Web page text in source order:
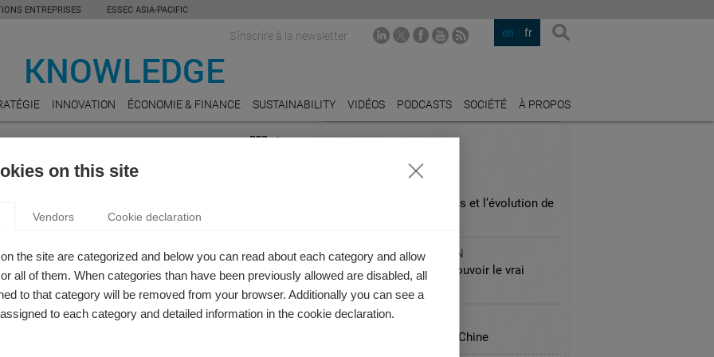
ENTREPRISES ESSEC ASIA-PACIFIC
en fr
S'inscrire à la newsletter
INNOVATION ÉCONOMIE & FINANCE SUSTAINABILITY VIDÉOS PODCASTS SOCIÉTÉ À PROPOS
PDG
GENRÉS ?
Longin, Professeur de finance, et Estefania Santacreu-
Associée d'économie, nous présentent leur
& Finance
INDUSTRIES PHARES
Julian Assange, WikiLeaks et l’évolution de
PUBLIC ADMINISTRATION
Maroc: comment y promouvoir le vrai
entrepreneuriat ?
TRANSPORTATION
Les 5 leçons de BMW en Chine
on this site
Vendors Cookie declaration
the site are categorized and below you can read about each category and allow
all of them. When categories than have been previously allowed are disabled, all
to that category will be removed from your browser. Additionally you can see a
to each category and detailed information in the cookie declaration.